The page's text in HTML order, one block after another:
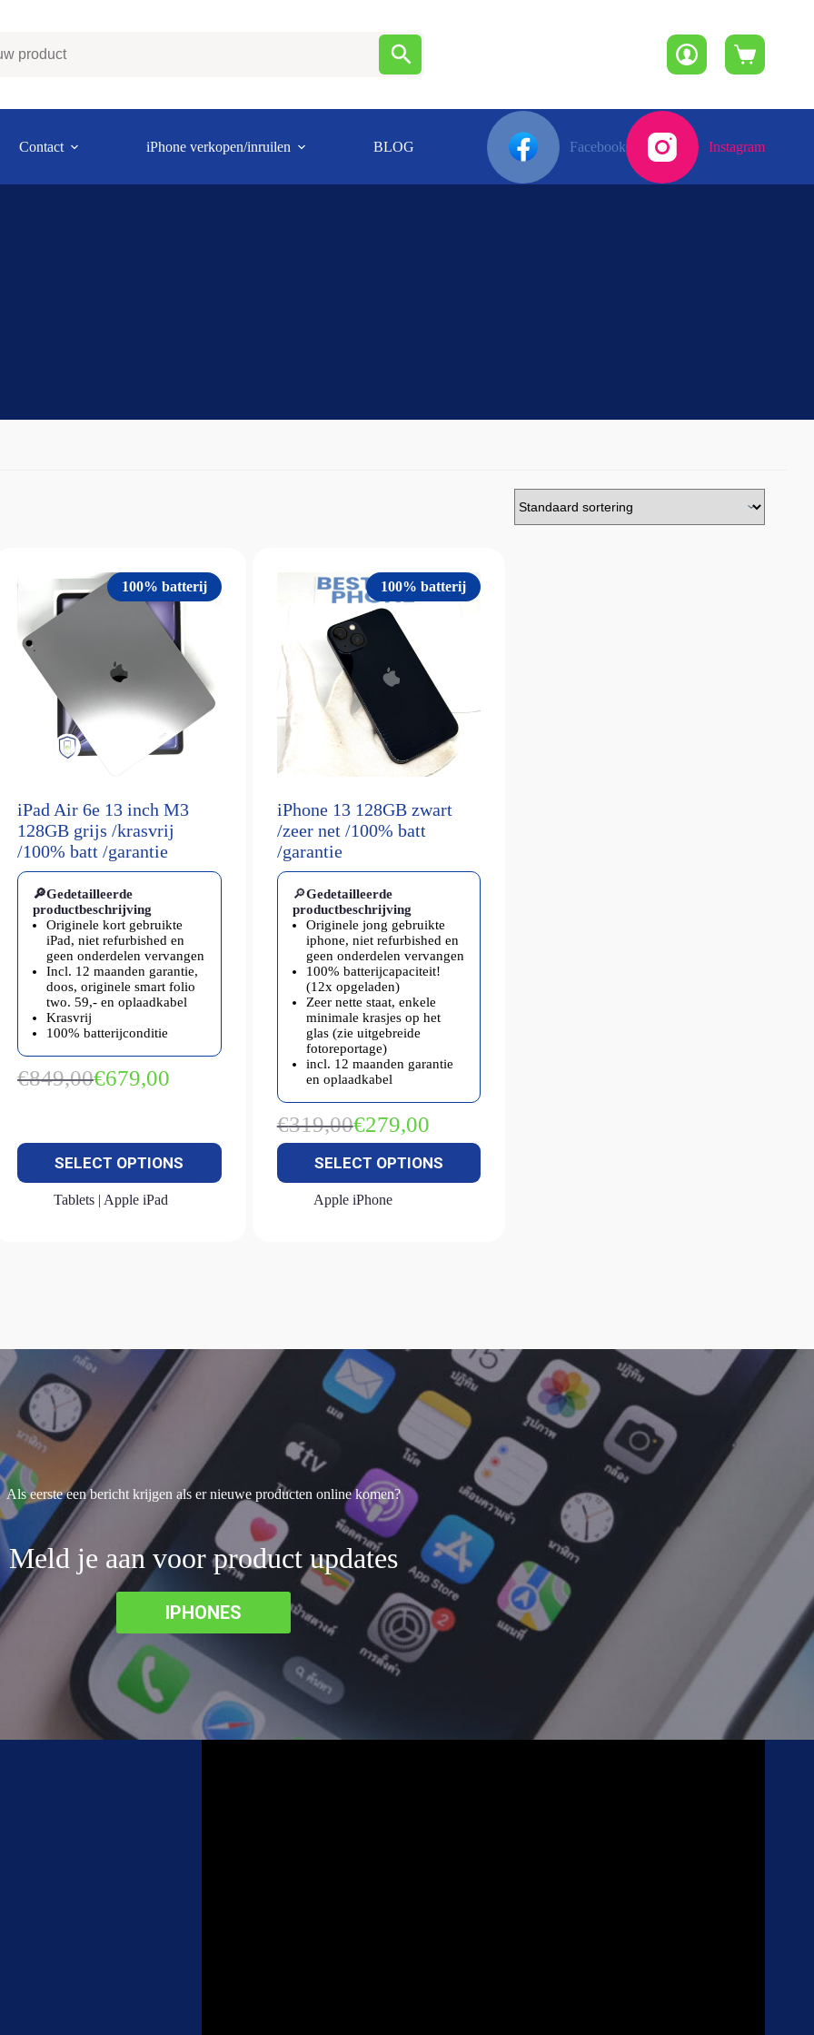
Winkelwagen
Contact iPhone verkopen/inruilen BLOG Facebook Instagram
100% batterij
iPad Air 6e 13 inch M3
128GB grijs /krasvrij
/100% batt /garantie
🔎Gedetailleerde
productbeschrijving
Originele kort gebruikte
iPad, niet refurbished en
geen onderdelen vervangen
Incl. 12 maanden garantie,
doos, originele smart folio
two. 59,- en oplaadkabel
Krasvrij
100% batterijconditie
€849,00Oorspronkelijke
€679,00
Huidige
SELECT OPTIONS
Tablets | Apple iPad
100% batterij
iPhone 13 128GB zwart
/zeer net /100% batt
/garantie
🔎Gedetailleerde
productbeschrijving
Originele jong gebruikte
iphone, niet refurbished en
geen onderdelen vervangen
100% batterijcapaciteit!
(12x opgeladen)
Zeer nette staat, enkele
minimale krasjes op het
glas (zie uitgebreide
fotoreportage)
incl. 12 maanden garantie
en oplaadkabel
€319,00Oorspronkelijke
prijs
was:
€319,00.
€279,00
Huidige
prijs
is:
€279,00.
SELECT OPTIONS
Apple iPhone
Als eerste een bericht krijgen als er nieuwe producten online komen?
Meld je aan voor product updates
IPHONES